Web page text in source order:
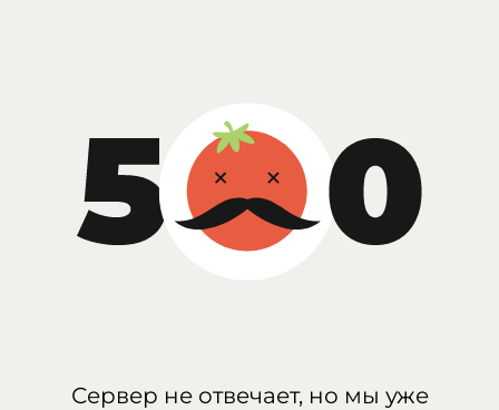
Сервер не отвечает, но мы уже